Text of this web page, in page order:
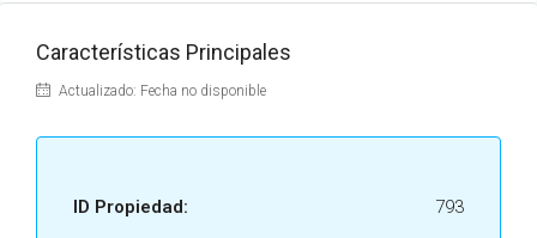
Características Principales
Actualizado: Fecha no disponible
ID Propiedad: 793